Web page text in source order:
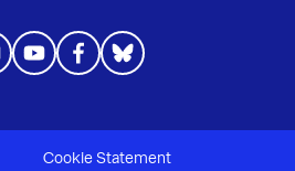
Cookie Statement